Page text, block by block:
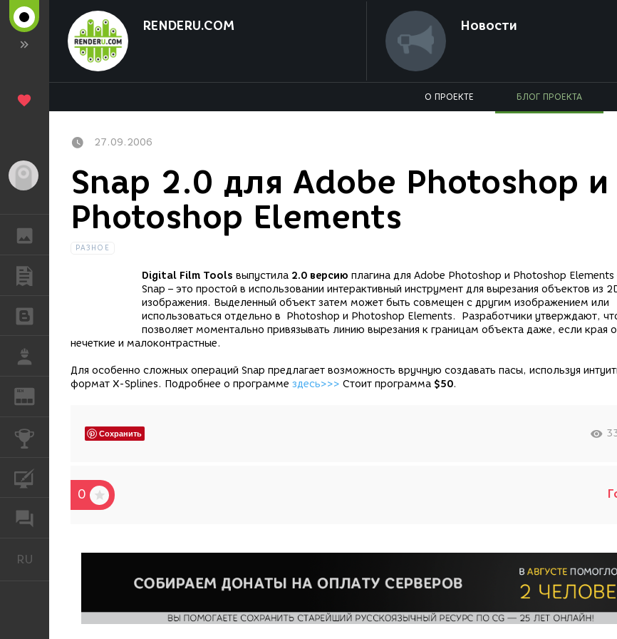
Гость
REN
КОНКУРСЫ
RU
RENDERU.COM Новости
О ПРОЕКТЕ БЛОГ ПРОЕКТА
27.09.2006
Snap 2.0 для Adobe Photoshop и
Photoshop Elements
РАЗНОЕ
Digital Film Tools выпустила 2.0 версию плагина для Adobe Photoshop и Photoshop Elements
Snap – это простой в использовании интерактивный инструмент для вырезания объектов из
изображения. Выделенный объект затем может быть совмещен с другим изображением или
использоваться отдельно в Photoshop и Photoshop Elements. Разработчики утверждают,
позволяет моментально привязывать линию вырезания к границам объекта даже, если края
нечеткие и малоконтрастные.
Для особенно сложных операций Snap предлагает возможность вручную создавать пасы, используя
формат X-Splines. Подробнее о программе здесь>>> Стоит программа $50.
Сохранить
0